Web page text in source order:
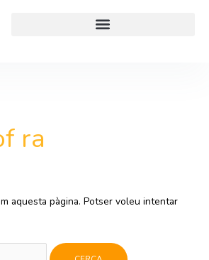
ra
aquesta pàgina. Potser voleu intentar